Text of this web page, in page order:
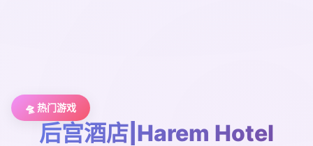
🛸 热门游戏
后宫酒店|Harem Hotel